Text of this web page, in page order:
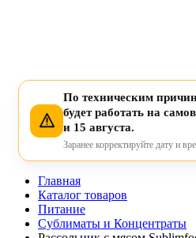
По техническим
будет работать на
и 15 августа.
Заранее корректируйте дату и
Главная
Каталог товаров
Питание
Сублиматы и Концентраты